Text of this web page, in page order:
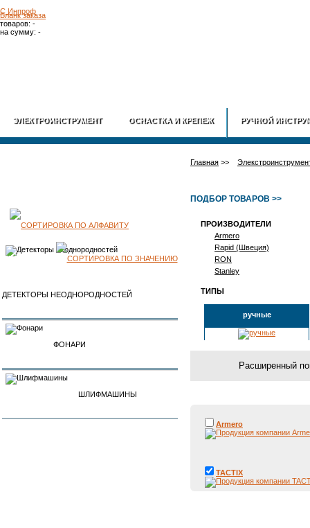
Бланк заказа
товаров: -
на сумму: -
ЭЛЕКТРОИНСТРУМЕНТ ОСНАСТКА И КРЕПЕЖ РУЧНОЙ
ПРОДУКЦИИ
ДЕТЕКТОРЫ НЕОДНОРОДНОСТЕЙ
ФОНАРИ
ШЛИФМАШИНЫ
Главная >>
ПОДБОР ТОВАРОВ >>
ПРОИЗВОДИТЕЛИ
Armero
Rapid (Швеция)
RON
Stanley
ТИПЫ
ручные
Armero
TACTIX